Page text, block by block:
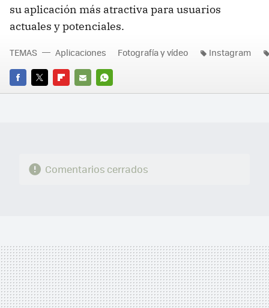
su aplicación más atractiva para usuarios
actuales y potenciales.
FACEBOOK
TWITTERFLIPBOARD
E-
WHATSAPP
TEMAS Aplicaciones Fotografía y vídeo Instagram
Comentarios cerrados